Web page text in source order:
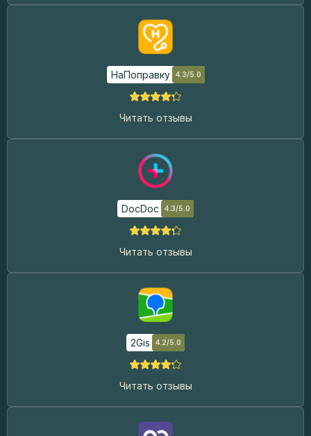
НаПоправку 4.3/5.0
Читать отзывы
DocDoc 4.3/5.0
Читать отзывы
2Gis 4.2/5.0
Читать отзывы